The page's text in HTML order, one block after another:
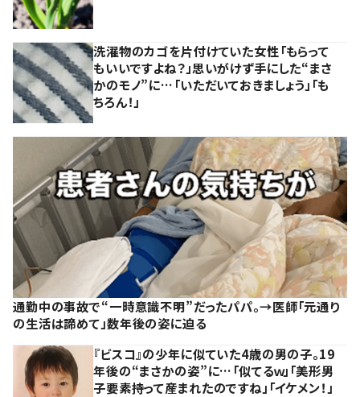
洗濯物のカゴを片付けていた女性「もらって
もいいですよね？」思いがけず手にした“まさ
かのモノ”に…「いただいておきましょう」「も
ちろん！」
通勤中の事故で“一時意識不明”だったパパ。→医師「元通り
の生活は諦めて」数年後の姿に迫る
『ビスコ』の少年に似ていた4歳の男の子。19
年後の“まさかの姿”に…「似てるｗ」「美形男
子要素持って産まれたのですね」「イケメン！」